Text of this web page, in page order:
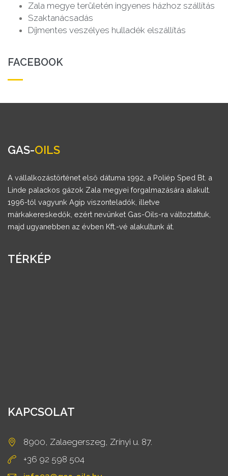
Zala megye területén ingyenes házhoz szállítás
Szaktanácsadás
Díjmentes veszélyes hulladék elszállítás
FACEBOOK
GAS-OILS
A vállalkozástörténet első dátuma 1992, a Poliép Sped Bt. a
Linde palackos gázok Zala megyei forgalmazására alakult.
1996-tól vagyunk Agip viszonteladók, illetve
márkakereskedők, ezért nevünket Gas-Oils-ra változtattuk,
majd ugyanebben az évben Kft.-vé alakultunk át.
TÉRKÉP
KAPCSOLAT
8900, Zalaegerszeg, Zrínyi u. 87.
+36 92 598 504